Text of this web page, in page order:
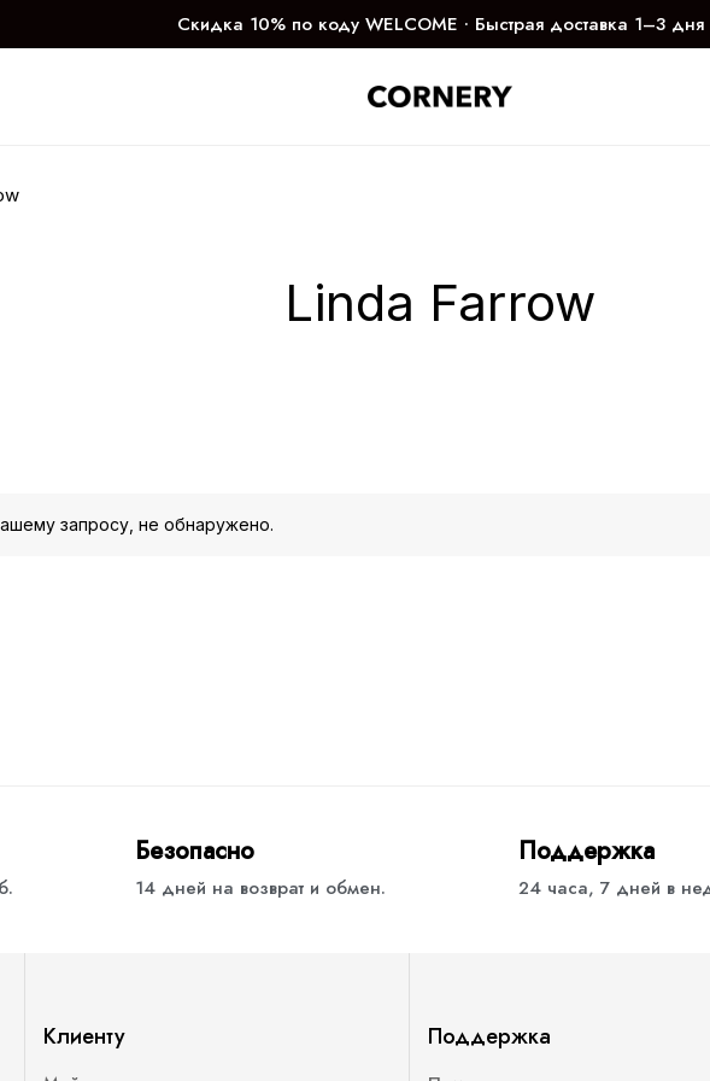
Скидка 10% по коду WELCOME ∙ Быстрая доставка 1–3 дня
Linda Farrow
запросу, не обнаружено.
Безопасно
14 дней на возврат и обмен.
Поддержка
24 часа, 7 дней в
Клиенту Поддержка